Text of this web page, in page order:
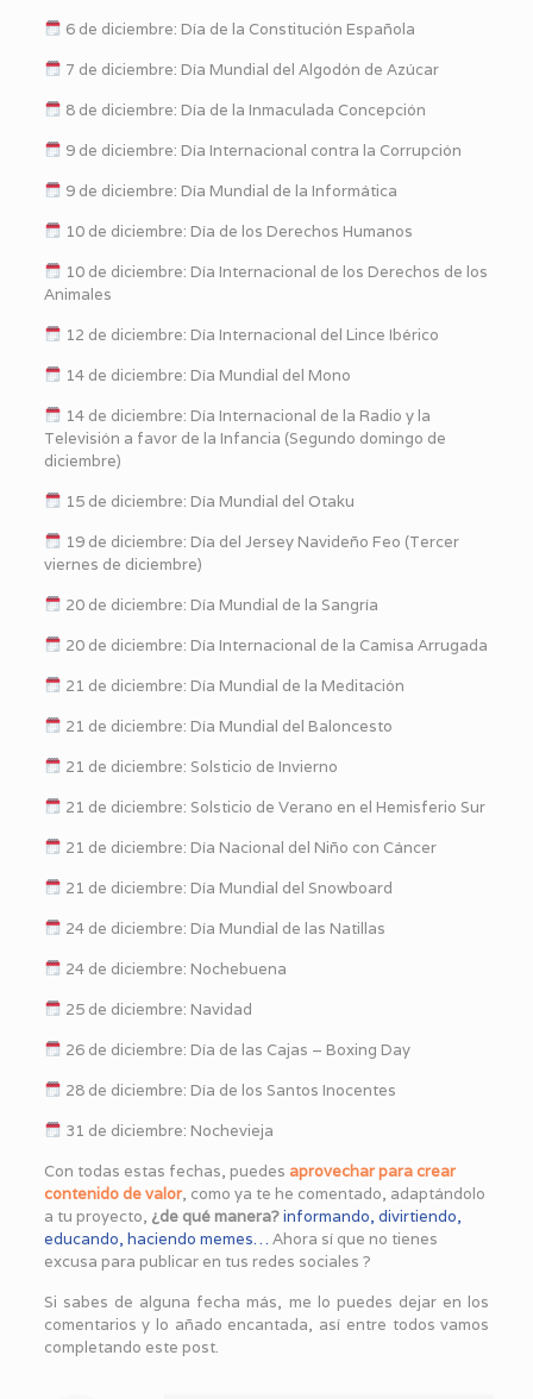
6 de diciembre: Día de la Constitución Española
7 de diciembre: Día Mundial del Algodón de Azúcar
8 de diciembre: Día de la Inmaculada Concepción
9 de diciembre: Día Internacional contra la Corrupción
9 de diciembre: Día Mundial de la Informática
10 de diciembre: Día de los Derechos Humanos
10 de diciembre: Día Internacional de los Derechos de los
Animales
12 de diciembre: Día Internacional del Lince Ibérico
14 de diciembre: Día Mundial del Mono
14 de diciembre: Día Internacional de la Radio y la
Televisión a favor de la Infancia (Segundo domingo de
diciembre)
15 de diciembre: Día Mundial del Otaku
19 de diciembre: Día del Jersey Navideño Feo (Tercer
viernes de diciembre)
20 de diciembre: Día Mundial de la Sangría
20 de diciembre: Día Internacional de la Camisa Arrugada
21 de diciembre: Día Mundial de la Meditación
21 de diciembre: Día Mundial del Baloncesto
21 de diciembre: Solsticio de Invierno
21 de diciembre: Solsticio de Verano en el Hemisferio Sur
21 de diciembre: Día Nacional del Niño con Cáncer
21 de diciembre: Día Mundial del Snowboard
24 de diciembre: Día Mundial de las Natillas
24 de diciembre: Nochebuena
25 de diciembre: Navidad
26 de diciembre: Día de las Cajas – Boxing Day
28 de diciembre: Día de los Santos Inocentes
31 de diciembre: Nochevieja
Con todas estas fechas, puedes aprovechar para crear
contenido de valor, como ya te he comentado, adaptándolo
a tu proyecto, ¿de qué manera?informando, divirtiendo,
educando, haciendo memes… Ahora sí que no tienes
excusa para publicar en tus redes sociales ?
Si sabes de alguna fecha más, me lo puedes dejar en los
comentarios y lo añado encantada, así entre todos vamos
completando este post.